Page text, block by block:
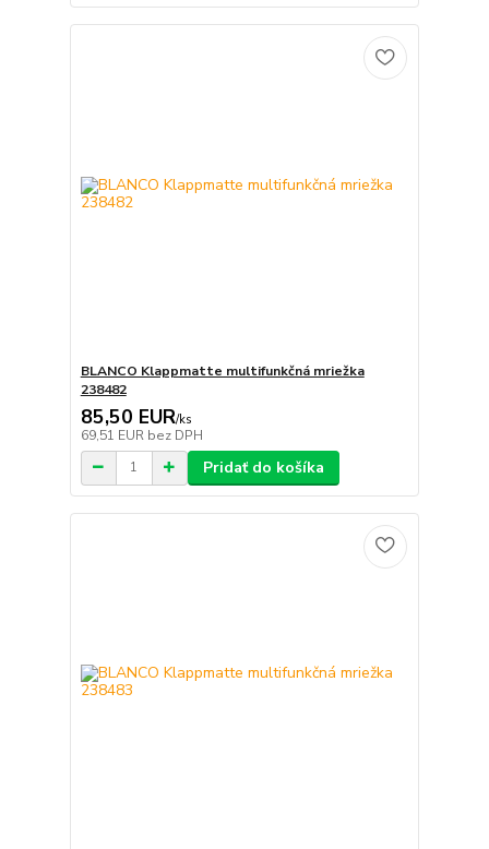
BLANCO Klappmatte multifunkčná mriežka
238482
85,50 EUR/ks
69,51 EUR bez DPH
Pridať do košíka